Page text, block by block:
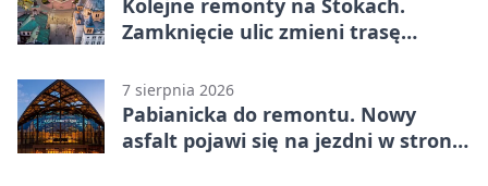
Zamknięcie ulic zmieni trasę
7 sierpnia 2026
Pabianicka do remontu. Nowy
asfalt pojawi się na jezdni w stronę